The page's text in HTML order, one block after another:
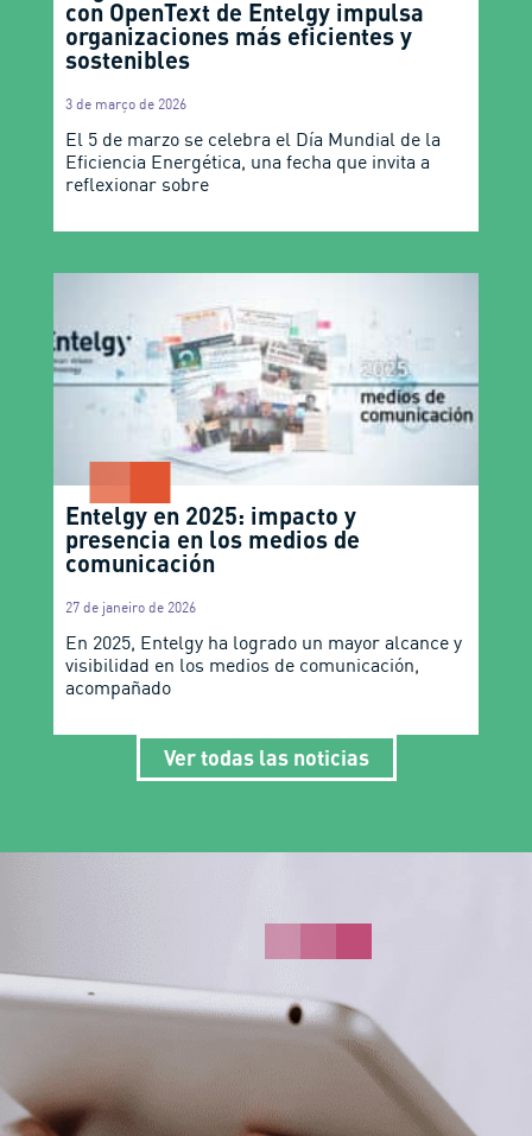
con OpenText de Entelgy impulsa
organizaciones más eficientes y
sostenibles
3 de março de 2026
El 5 de marzo se celebra el Día Mundial de la
Eficiencia Energética, una fecha que invita a
reflexionar sobre
Entelgy en 2025: impacto y
presencia en los medios de
comunicación
27 de janeiro de 2026
En 2025, Entelgy ha logrado un mayor alcance y
visibilidad en los medios de comunicación,
acompañado
Ver todas las noticias